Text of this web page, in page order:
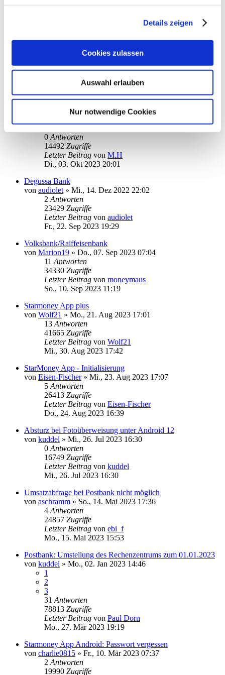
Details zeigen
Cookies zulassen
Auswahl erlauben
Nur notwendige Cookies
vonHarriy»So., 19. Nov 2023 21:51
Mo., 20. Nov 2023 09:32
Commerzbank Synchronisation
vonDuesentrieb83er»Mi., 04. Okt 2023 16:15
Zugriffe
Letzter Beitragvonebi_f
Di., 14. Nov 2023 09:58
Gesichtserkennung beim Galaxy Tab A8
0 Antworten
14492 Zugriffe
Letzter Beitrag von M.H
Di., 03. Okt 2023 20:01
Degussa Bank
von audiolet » Mi., 14. Dez 2022 22:02
2 Antworten
23429 Zugriffe
Letzter Beitrag von audiolet
Fr., 22. Sep 2023 19:29
Volksbank/Raiffeisenbank
von Marion19 » Do., 07. Sep 2023 07:04
11 Antworten
34330 Zugriffe
Letzter Beitrag von moneymaus
So., 10. Sep 2023 11:19
Starmoney App plus
von Wolf21 » Mo., 21. Aug 2023 17:01
13 Antworten
41665 Zugriffe
Letzter Beitrag von Wolf21
Mi., 30. Aug 2023 17:42
StarMoney App - Initialisierung
von Eisen-Fischer» Mi., 23. Aug 2023 17:07
5 Antworten
26413 Zugriffe
Letzter Beitrag von Eisen-Fischer
Do., 24. Aug 2023 16:39
Absturz bei Fotoüberweisung unter Android 12
von kuddel » Mi., 26. Jul 2023 16:30
0 Antworten
16749 Zugriffe
Letzter Beitrag von kuddel
Mi., 26. Jul 2023 16:30
Umsatzabfrage bei Postbank nicht möglich
von aschramm » So., 14. Mai 2023 17:36
4 Antworten
24857 Zugriffe
Letzter Beitrag von ebi_f
Mo., 15. Mai 2023 15:53
Postbank: Umstellung des Rechenzentrums zum 01.01.2023
von kuddel » Mo., 02. Jan 2023 14:46
1
2
3
31 Antworten
78813 Zugriffe
Letzter Beitrag von Paul Dorn
Mo., 27. Mär 2023 19:19
Starmoney App Android: Passwort vergessen
von charlie0815 » Fr., 10. Mär 2023 07:37
2 Antworten
19990 Zugriffe